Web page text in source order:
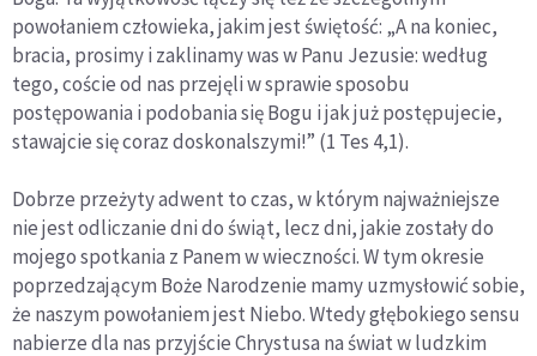
powołaniem człowieka, jakim jest świętość: „A na koniec,
bracia, prosimy i zaklinamy was w Panu Jezusie: według
tego, coście od nas przejęli w sprawie sposobu
postępowania i podobania się Bogu i jak już postępujecie,
stawajcie się coraz doskonalszymi!” (1 Tes 4,1).
Dobrze przeżyty adwent to czas, w którym najważniejsze
nie jest odliczanie dni do świąt, lecz dni, jakie zostały do
mojego spotkania z Panem w wieczności. W tym okresie
poprzedzającym Boże Narodzenie mamy uzmysłowić sobie,
że naszym powołaniem jest Niebo. Wtedy głębokiego sensu
nabierze dla nas przyjście Chrystusa na świat w ludzkim